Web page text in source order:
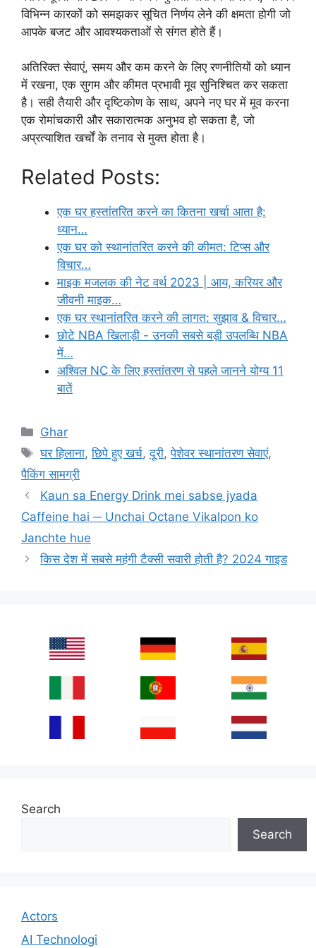
विभिन्न कारकों को समझकर सूचित निर्णय लेने की क्षमता होगी जो
आपके बजट और आवश्यकताओं से संगत होते हैं।
अतिरिक्त सेवाएं, समय और कम करने के लिए रणनीतियों को ध्यान
में रखना, एक सुगम और कीमत प्रभावी मूव सुनिश्चित कर सकता
है। सही तैयारी और दृष्टिकोण के साथ, अपने नए घर में मूव करना
एक रोमांचकारी और सकारात्मक अनुभव हो सकता है, जो
अप्रत्याशित खर्चों के तनाव से मुक्त होता है।
Related Posts:
एक घर हस्तांतरित करने का कितना खर्चा आता है:
ध्यान…
एक घर को स्थानांतरित करने की कीमत: टिप्स और
विचार…
माइक मजलक की नेट वर्थ 2023 | आय, करियर और
जीवनी माइक…
एक घर स्थानांतरित करने की लागत: सुझाव & विचार…
छोटे NBA खिलाड़ी - उनकी सबसे बड़ी उपलब्धि NBA
में…
अश्विल NC के लिए हस्तांतरण से पहले जानने योग्य 11
बातें
Categories
Ghar
Tags
घर हिलाना,छिपे हुए खर्च,दूरी,पेशेवर स्थानांतरण सेवाएं,
पैकिंग सामग्री
Kaun sa Energy Drink mei sabse jyada
Caffeine hai ─ Unchai Octane Vikalpon ko
Janchte hue
किस देश में सबसे महंगी टैक्सी सवारी होती है? 2024 गाइड
Search
Search
Actors
AI Technologi